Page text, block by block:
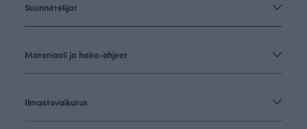
Suunnittelijat
Materiaali ja hoito-ohjeet
Ilmastovaikutus